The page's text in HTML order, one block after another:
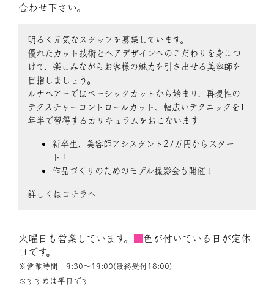
合わせ下さい。
明るく元気なスタッフを募集しています。
優れたカット技術とヘアデザインへのこだわりを身につ
けて、楽しみながらお客様の魅力を引き出せる美容師を
目指しましょう。
ルナヘアーではベーシックカットから始まり、再現性の
テクスチャーコントロールカット、幅広いテクニックを1
年半で習得するカリキュラムをおこないます
新卒生、美容師アシスタント27万円からスター
ト！
作品づくりのためのモデル撮影会も開催！
詳しくは コチラへ
火曜日も営業しています。
色が付いている日が定休
日です。
※営業時間 9:30〜19:00(最終受付18:00)
おすすめは平日です